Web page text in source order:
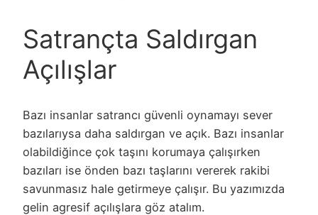
Satrançta Saldırgan
Açılışlar
Bazı insanlar satrancı güvenli oynamayı sever
bazılarıysa daha saldırgan ve açık. Bazı insanlar
olabildiğince çok taşını korumaya çalışırken
bazıları ise önden bazı taşlarını vererek rakibi
savunmasız hale getirmeye çalışır. Bu yazımızda
gelin agresif açılışlara göz atalım.